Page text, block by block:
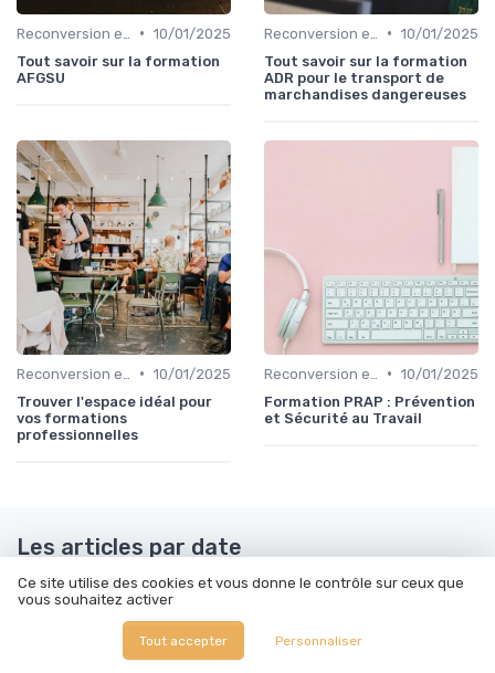
• 10/01/2025
Tout savoir sur la formation
AFGSU
• 10/01/2025
Tout savoir sur la formation
ADR pour le transport de
marchandises dangereuses
• 10/01/2025
Trouver l'espace idéal pour
vos formations
professionnelles
• 10/01/2025
Formation PRAP : Prévention
et Sécurité au Travail
Les articles par date
Octobre 2023
Novembre 2023
Décembre 2023
Mars 2024
Ce site utilise des cookies et vous donne le contrôle sur ceux que
vous souhaitez activer
Tout accepter Personnaliser